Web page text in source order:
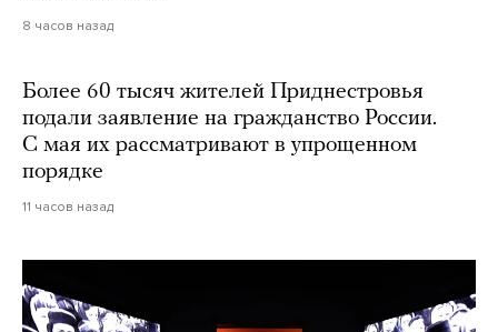
8 часов назад
Более 60 тысяч жителей Приднестровья
подали заявление на гражданство России.
С мая их рассматривают в упрощенном
порядке
11 часов назад